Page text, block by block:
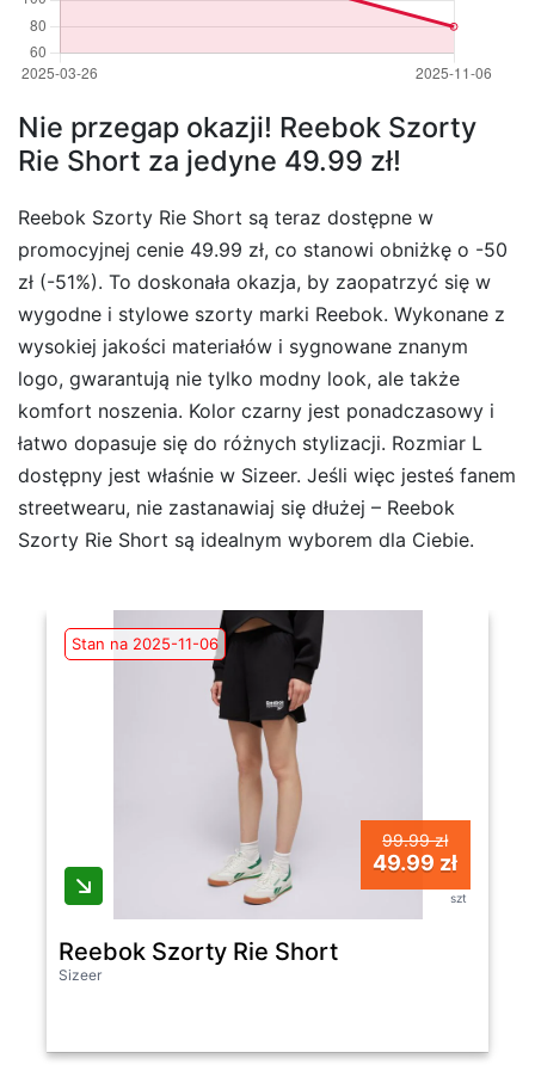
Nie przegap okazji! Reebok Szorty
Rie Short za jedyne 49.99 zł!
Reebok Szorty Rie Short są teraz dostępne w
promocyjnej cenie 49.99 zł, co stanowi obniżkę o -50
zł (-51%). To doskonała okazja, by zaopatrzyć się w
wygodne i stylowe szorty marki Reebok. Wykonane z
wysokiej jakości materiałów i sygnowane znanym
logo, gwarantują nie tylko modny look, ale także
komfort noszenia. Kolor czarny jest ponadczasowy i
łatwo dopasuje się do różnych stylizacji. Rozmiar L
dostępny jest właśnie w Sizeer. Jeśli więc jesteś fanem
streetwearu, nie zastanawiaj się dłużej – Reebok
Szorty Rie Short są idealnym wyborem dla Ciebie.
Stan na 2025-11-06
99.99 zł
49.99 zł
szt
Reebok Szorty Rie Short
Sizeer